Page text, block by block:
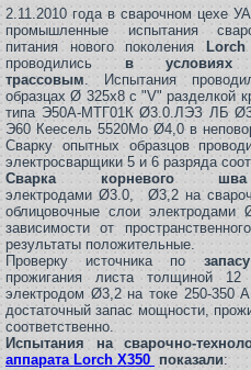
2.11.2010 года в сварочном цехе
промышленные испытания
питания нового поколения
проводились в условиях
трассовым. Испытания
образцах Ø 325х8 с "V" разделкой
типа Э50А-МТГ01К Ø3.0.ЛЭЗ ЛБ
Э60 Кеесель 5520Мо Ø4,0 в
Сварку опытных образцов
электросварщики 5 и 6 разряда
Сварка корневого шва
электродами Ø3.0, Ø3,2 на
облицовочные слои
зависимости от
результаты положительные.
Проверку источника по
прожигания листа толщиной
электродом Ø3,2 на токе 250-350
достаточный запас мощности,
соответственно.
Испытания на сварочно-
аппарата Lorch X350 показали: